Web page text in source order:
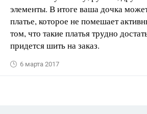
элементы. В итоге ваша дочка
платье, которое не помешает
том, что такие платья трудно
придется шить на заказ.
6 марта 2017